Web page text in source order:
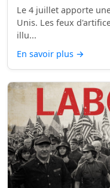
Le 4 juillet apporte
Unis. Les feux
illu...
En savoir plus →